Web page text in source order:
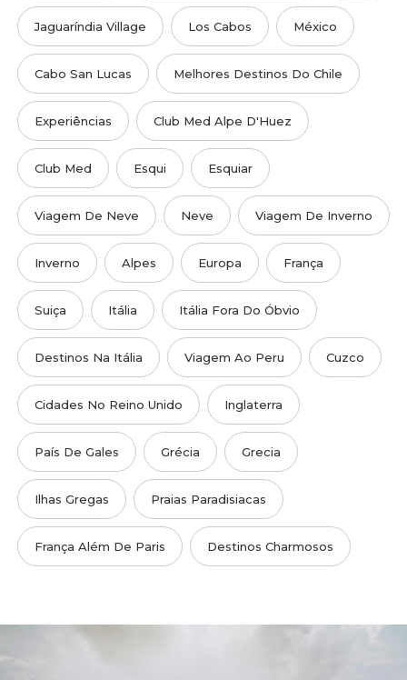
Jaguaríndia Village Los Cabos México
Cabo San Lucas Melhores Destinos Do Chile
Experiências Club Med Alpe D'Huez
Club Med Esqui Esquiar
Viagem De Neve Neve Viagem De Inverno
Inverno Alpes Europa França
Suiça Itália Itália Fora Do Óbvio
Destinos Na Itália Viagem Ao Peru Cuzco
Cidades No Reino Unido Inglaterra
País De Gales Grécia Grecia
Ilhas Gregas Praias Paradisiacas
França Além De Paris Destinos Charmosos